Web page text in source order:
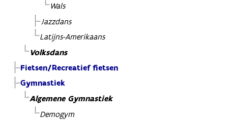
Wals
Jazzdans
Latijns-Amerikaans
Volksdans
Fietsen/Recreatief fietsen
Gymnastiek
Algemene Gymnastiek
Demogym